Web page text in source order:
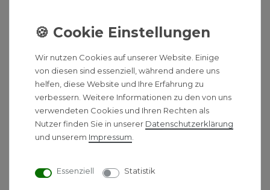
Badgestaltungen passt. Zudem sorgt der
Geruchsverschluss dafür, dass unerwünschte
Gerüche ferngehalten werden, während das
Dichtvlies für eine sichere und dauerhafte
Abdichtung sorgt.
Die höhenverstellbaren Füße ermöglichen eine
flexible Anpassung der Duschrinne an die
Einbausituation, was eine präzise und passgenaue
Technische Daten:
Wir nutzen Cookies auf unserer Website. Einige
von diesen sind essenziell, während andere uns
helfen, diese Website und Ihre Erfahrung zu
verbessern. Weitere Informationen zu den von uns
verwendeten Cookies und Ihren Rechten als
Nutzer finden Sie in unserer Daten­schutz­erklärung
und unserem Impressum
Essenziell Statistik